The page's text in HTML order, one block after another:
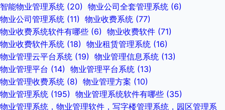
智能物业管理系统 (20) 物业公司全套管理系统 (6)
物业公司管理系统 (11) 物业收费系统 (77)
物业收费系统软件有哪些 (6) 物业收费软件 (71)
物业收费软件系统 (18) 物业租赁管理系统 (16)
物业管理云平台系统 (19) 物业管理信息系统 (13)
物业管理平台 (14) 物业管理平台系统 (13)
物业管理收费系统 (8) 物业管理方案 (10)
物业管理系统 (195) 物业管理系统软件有哪些 (35)
物业管理系统，物业管理软件，写字楼管理系统，园区管理系